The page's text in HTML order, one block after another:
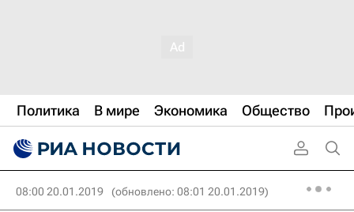
Политика В мире Экономика Общество
08:00 20.01.2019 (обновлено: 08:01 20.01.2019)